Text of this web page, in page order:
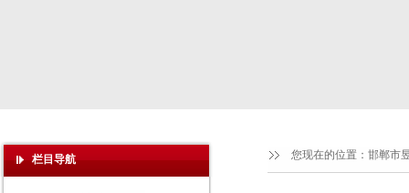
您现在的位置： 邯郸市
栏目导航